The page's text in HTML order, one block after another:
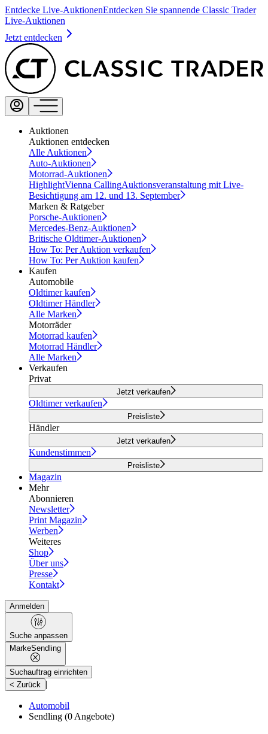
Entdecke Live-AuktionenEntdecken Sie spannende Classic Trader
Live-Auktionen
Jetzt entdecken
Auktionen
Auktionen entdecken
Alle Auktionen
Auto-Auktionen
Motorrad-Auktionen
HighlightVienna CallingAuktionsveranstaltung mit Live-
Besichtigung am 12. und 13. September
Marken & Ratgeber
Porsche-Auktionen
Mercedes-Benz-Auktionen
Britische Oldtimer-Auktionen
How To: Per Auktion verkaufen
How To: Per Auktion kaufen
Kaufen
Automobile
Oldtimer kaufen
Oldtimer Händler
Alle Marken
Motorräder
Motorrad kaufen
Motorrad Händler
Alle Marken
Verkaufen
Privat
Jetzt verkaufen
Oldtimer verkaufen
Preisliste
Händler
Jetzt verkaufen
Kundenstimmen
Preisliste
Magazin
Mehr
Abonnieren
Newsletter
Print Magazin
Werben
Weiteres
Shop
Über uns
Presse
Kontakt
Anmelden
Suche anpassen
MarkeSendling
Suchauftrag einrichten
< Zurück |
Automobil
Sendling (0 Angebote)